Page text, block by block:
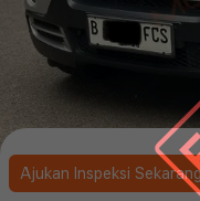
Ajukan Inspeksi